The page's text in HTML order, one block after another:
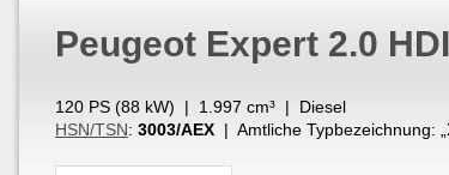
Peugeot Expert 2.0 HDI
120 PS (88 kW) | 1.997 cm³ | Diesel
HSN/TSN: 3003/AEX | Amtliche Typbezeichnung: „